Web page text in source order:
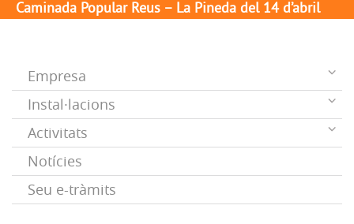
Caminada Popular Reus – La Pineda del 14 d’abril
Empresa
Instal·lacions
Activitats
Notícies
Seu e-tràmits